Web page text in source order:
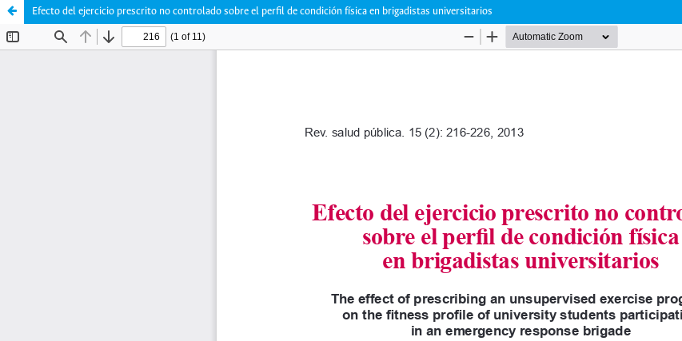
Efecto del ejercicio prescrito no controlado sobre el perfil de condición física en brigadistas universitarios